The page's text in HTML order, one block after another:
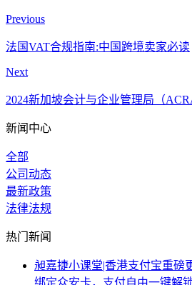
Previous
法国VAT合规指南:中国跨境卖家必读
Next
2024新加坡会计与企业管理局（
新闻中心
全部
公司动态
最新政策
法律法规
热门新闻
昶嘉捷小课堂|香港支付宝重磅
绑定众安卡，支付自由一键解